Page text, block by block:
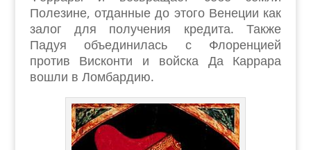
Полезине, отданные до этого Венеции как
залог для получения кредита. Также
Падуя объединилась с Флоренцией
против Висконти и войска Да Каррара
вошли в Ломбардию.